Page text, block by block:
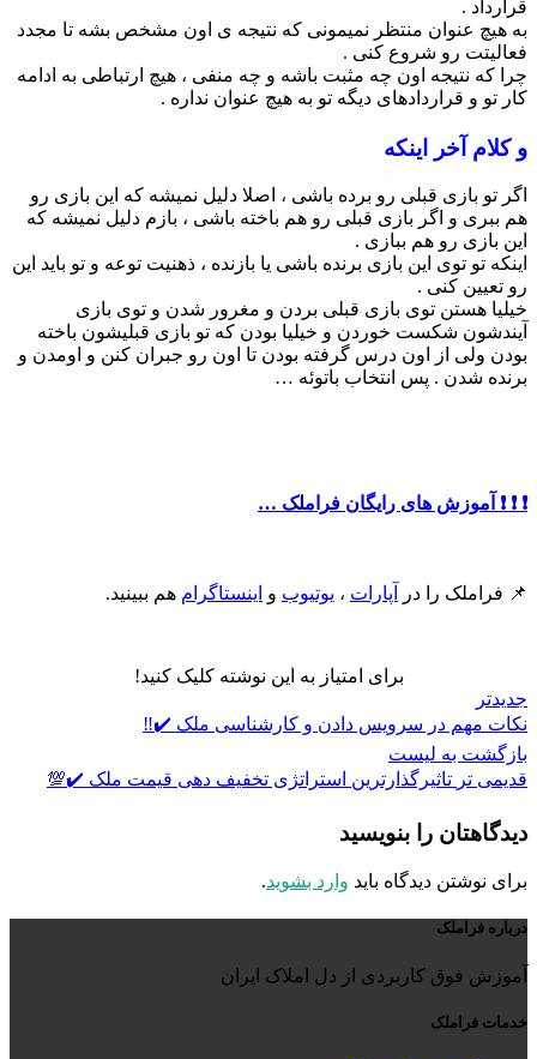
قرارداد .
به هیچ عنوان منتظر نمیمونی که نتیجه ی اون مشخص بشه تا مجدد
فعالیتت رو شروع کنی .
چرا که نتیجه اون چه مثبت باشه و چه منفی ، هیچ ارتباطی به ادامه
کار تو و قراردادهای دیگه تو به هیچ عنوان نداره .
و کلام آخر اینکه
اگر تو بازی قبلی رو برده باشی ، اصلا دلیل نمیشه که این بازی رو
هم ببری و اگر بازی قبلی رو هم باخته باشی ، بازم دلیل نمیشه که
این بازی رو هم ببازی .
اینکه تو توی این بازی برنده باشی یا بازنده ، ذهنیت توعه و تو باید این
رو تعیین کنی .
خیلیا هستن توی بازی قبلی بردن و مغرور شدن و توی بازی
آیندشون شکست خوردن و خیلیا بودن که تو بازی قبلیشون باخته
بودن ولی از اون درس گرفته بودن تا اون رو جبران کنن و اومدن و
برنده شدن . پس انتخاب باتوئه …
❗️ ❗️ ❗️ آموزش های رایگان فراملک …
📌 فراملک را در آپارات ، یوتیوب و اینستاگرام هم ببینید.
برای امتیاز به این نوشته کلیک کنید!
جدیدتر
نکات مهم در سرویس دادن و کارشناسی ملک ✔️‼️
بازگشت به لیست
قدیمی تر تاثیرگذارترین استراتژی تخفیف دهی قیمت ملک ✔️💯
دیدگاهتان را بنویسید
برای نوشتن دیدگاه باید وارد بشوید.
درباره فراملک
آموزش فوق کاربردی از دل املاک ایران
خدمات فراملک